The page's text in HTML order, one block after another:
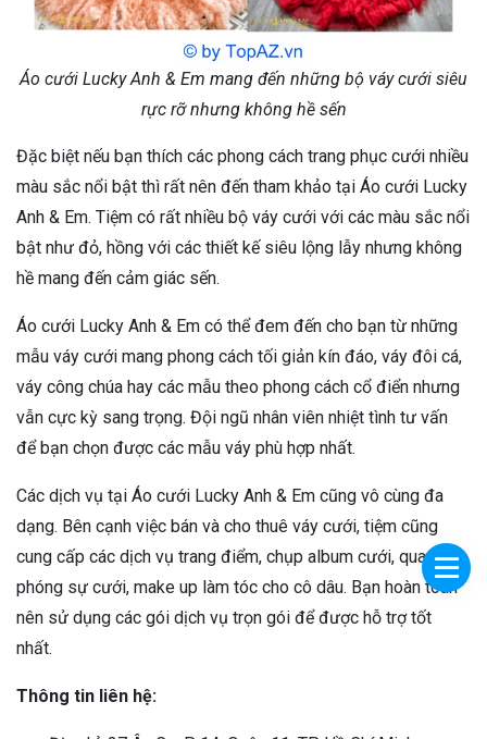
Áo cưới Lucky Anh & Em mang đến những bộ váy cưới siêu
rực rỡ nhưng không hề sến
Đặc biệt nếu bạn thích các phong cách trang phục cưới nhiều
màu sắc nổi bật thì rất nên đến tham khảo tại Áo cưới Lucky
Anh & Em. Tiệm có rất nhiều bộ váy cưới với các màu sắc nổi
bật như đỏ, hồng với các thiết kế siêu lộng lẫy nhưng không
hề mang đến cảm giác sến.
Áo cưới Lucky Anh & Em có thể đem đến cho bạn từ những
mẫu váy cưới mang phong cách tối giản kín đáo, váy đôi cá,
váy công chúa hay các mẫu theo phong cách cổ điển nhưng
vẫn cực kỳ sang trọng. Đội ngũ nhân viên nhiệt tình tư vấn
để bạn chọn được các mẫu váy phù hợp nhất.
Các dịch vụ tại Áo cưới Lucky Anh & Em cũng vô cùng đa
dạng. Bên cạnh việc bán và cho thuê váy cưới, tiệm cũng
cung cấp các dịch vụ trang điểm, chụp album cưới, quay
phóng sự cưới, make up làm tóc cho cô dâu. Bạn hoàn toàn
nên sử dụng các gói dịch vụ trọn gói để được hỗ trợ tốt
nhất.
Thông tin liên hệ: